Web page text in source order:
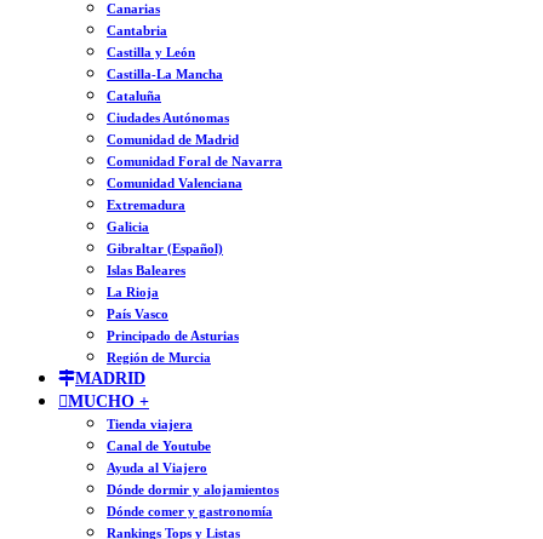
Canarias
Cantabria
Castilla y León
Castilla-La Mancha
Cataluña
Ciudades Autónomas
Comunidad de Madrid
Comunidad Foral de Navarra
Comunidad Valenciana
Extremadura
Galicia
Gibraltar (Español)
Islas Baleares
La Rioja
País Vasco
Principado de Asturias
Región de Murcia
MADRID
MUCHO +
Tienda viajera
Canal de Youtube
Ayuda al Viajero
Dónde dormir y alojamientos
Dónde comer y gastronomía
Rankings Tops y Listas